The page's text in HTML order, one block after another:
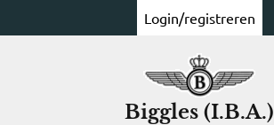
naar
Login/registreren
Biggles (I.B.A.)